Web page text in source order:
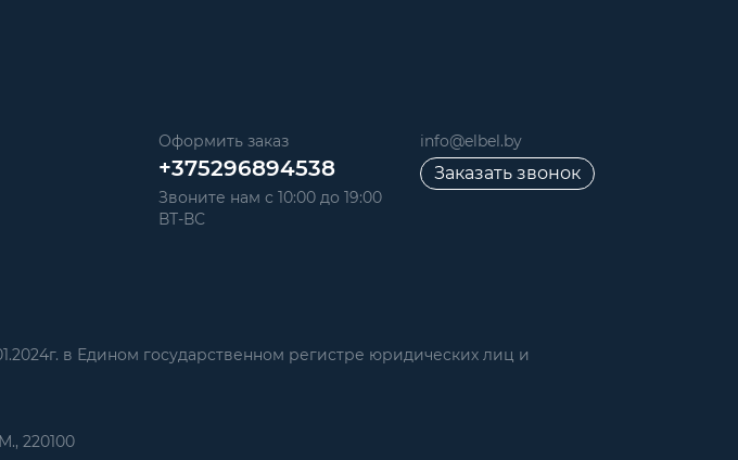
Оформить заказ
+375296894538
Звоните нам с 10:00 до 19:00
ВТ-ВС
info@elbel.by
Заказать звонок
в Едином государственном регистре юридических лиц и
220100